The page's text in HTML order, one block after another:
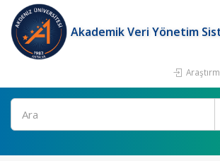
Akademik Veri Yönetim
Ara